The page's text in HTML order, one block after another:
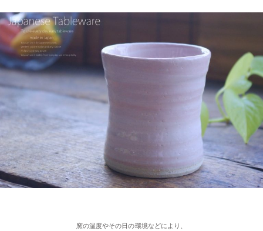
≪新着商品≫ あったか手作りご飯茶碗・湯飲み、入荷しました♪
2023/1/16
≪おすすめ≫ お好み具材の恵方巻♪大きいお皿を囲んで手作りを
楽しみませんか？
2022/12/28
≪再入荷≫ プレゼントにもおすすめ♪ぽってり一珍和花 ご飯茶碗
2022/12/22
窯の温度やその日の環境などにより、